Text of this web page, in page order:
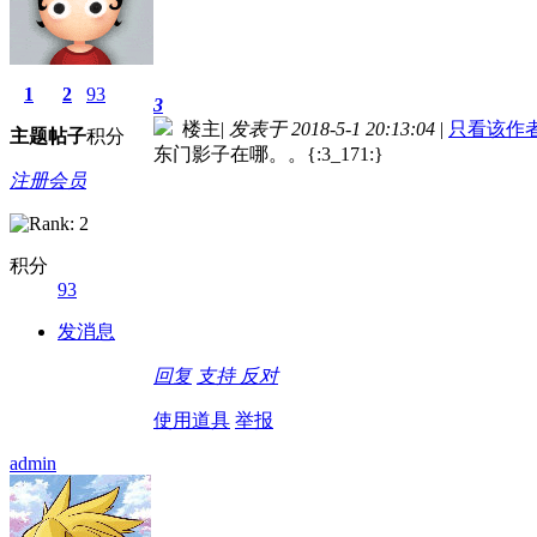
1
主题
2
帖子
93
积分
注册会员
积分
93
发消息
3
楼主| 发表于 2018-5-1 20:13:04 | 只看该作
东门影子在哪。。{:3_171:}
回复 支持 反对
使用道具 举报
admin